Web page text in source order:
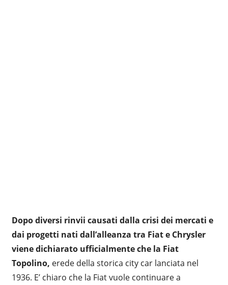
Dopo diversi rinvii causati dalla crisi dei mercati e
dai progetti nati dall’alleanza tra Fiat e Chrysler
viene dichiarato ufficialmente che la Fiat
Topolino, erede della storica city car lanciata nel
1936. E’ chiaro che la Fiat vuole continuare a